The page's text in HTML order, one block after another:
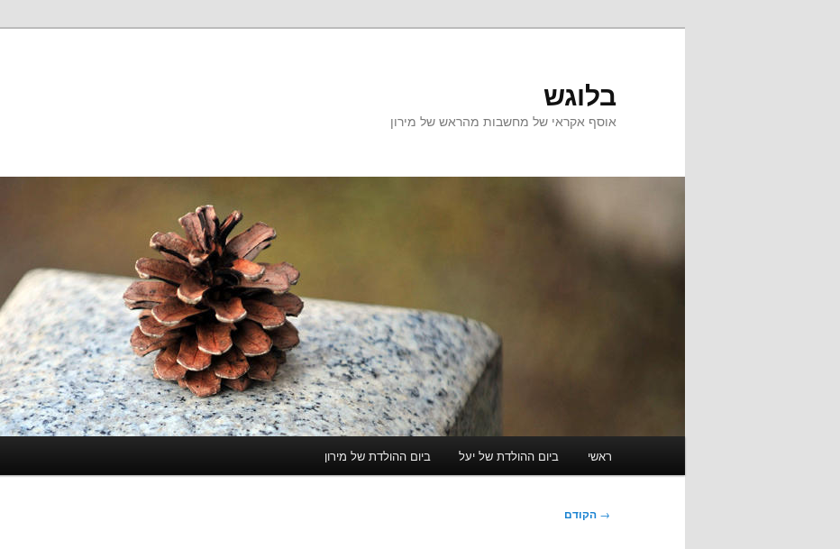
בלוגש
אוסף אקראי של מחשבות מהראש של מירון
ראשי ביום ההולדת של יעל ביום ההולדת של מירון
ניווט
→ הקודם